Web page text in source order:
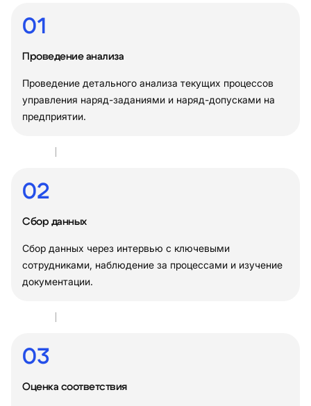
01
Проведение анализа
Проведение детального анализа текущих процессов
управления наряд-заданиями и наряд-допусками на
предприятии.
02
Сбор данных
Сбор данных через интервью с ключевыми
сотрудниками, наблюдение за процессами и изучение
документации.
03
Оценка соответствия